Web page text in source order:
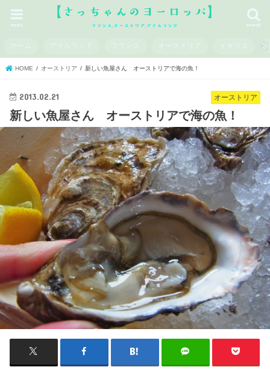
search
menu
ホーム アイルランド フランス オーストリア イギリス
HOME オーストリア 新しい魚屋さん オーストリアで海の魚！
オーストリア
2013.02.21
新しい魚屋さん オーストリアで海の魚！